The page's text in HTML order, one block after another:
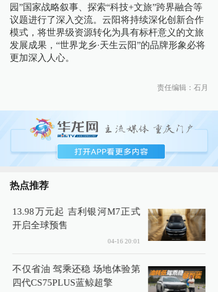
园”国家战略叙事、探索“科技+文旅”跨界融合等
议题进行了深入交流。云阳将持续深化创新合作
模式，将世界级资源转化为具有标杆意义的文旅
发展成果，“世界龙乡·天生云阳”的品牌形象必将
更加深入人心。
责任编辑：石月
热点推荐
13.98万元起 吉利银河M7正式
开启全球预售
04-16 20:01
不仅省油 驾乘还稳 场地体验第
四代CS75PLUS蓝鲸超擎